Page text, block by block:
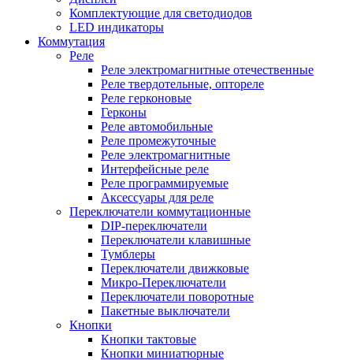
Комплектующие для светодиодов
LED индикаторы
Коммутация
Реле
Реле электромагнитные отечественные
Реле твердотельные, оптореле
Реле герконовые
Герконы
Реле автомобильные
Реле промежуточные
Реле электромагнитные
Интерфейсные реле
Реле программируемые
Аксессуары для реле
Переключатели коммутационные
DIP-переключатели
Переключатели клавишные
Тумблеры
Переключатели движковые
Микро-Переключатели
Переключатели поворотные
Пакетные выключатели
Кнопки
Кнопки тактовые
Кнопки миниатюрные